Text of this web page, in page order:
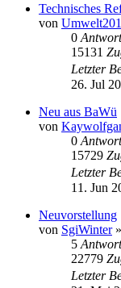
Technisches
von
0
15131
Letzter
26. Jul
Neu aus BaWü
von
0
15729
Letzter
11. Jun
Neuvorstellung
von SgiWinter»
5
22779
Letzter